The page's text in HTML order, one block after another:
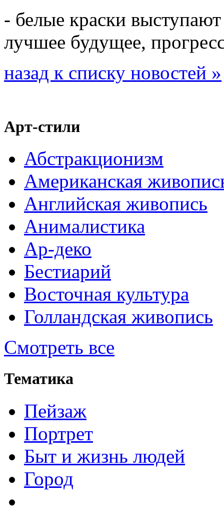
- белые краски
лучшее будущее,
назад к списку новостей »
Арт-стили
Абстракционизм
Американская
Английская живопись
Анималистика
Ар-деко
Бестиарий
Восточная культура
Голландская живопись
Смотреть все
Тематика
Пейзаж
Портрет
Быт и жизнь людей
Город